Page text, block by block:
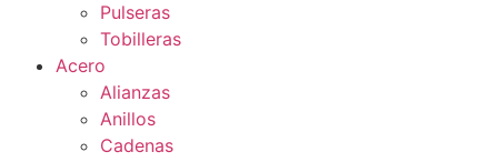
Pulseras
Tobilleras
Acero
Alianzas
Anillos
Cadenas